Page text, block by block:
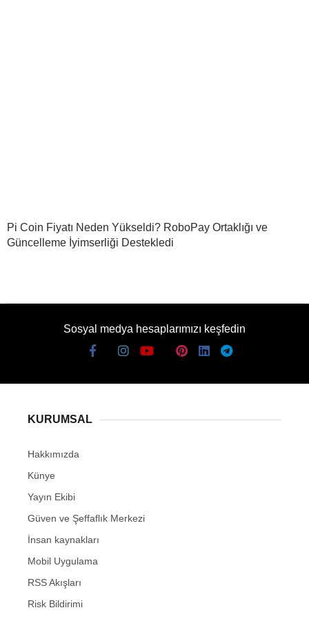
Pi Coin Fiyatı Neden Yükseldi? RoboPay Ortaklığı ve
Güncelleme İyimserliği Destekledi
Sosyal medya hesaplarımızı keşfedin
KURUMSAL
Hakkımızda
Künye
Yayın Ekibi
Güven ve Şeffaflık Merkezi
İnsan kaynakları
Mobil Uygulama
RSS Akışları
Risk Bildirimi